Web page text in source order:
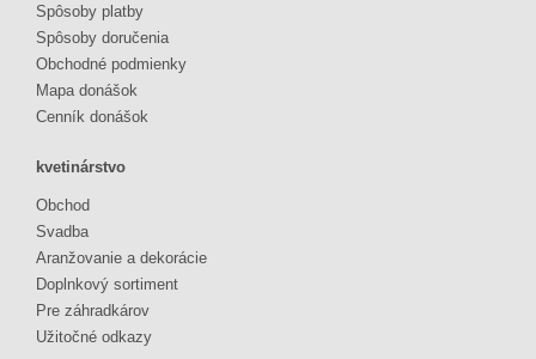
Spôsoby platby
Spôsoby doručenia
Obchodné podmienky
Mapa donášok
Cenník donášok
kvetinárstvo
Obchod
Svadba
Aranžovanie a dekorácie
Doplnkový sortiment
Pre záhradkárov
Užitočné odkazy